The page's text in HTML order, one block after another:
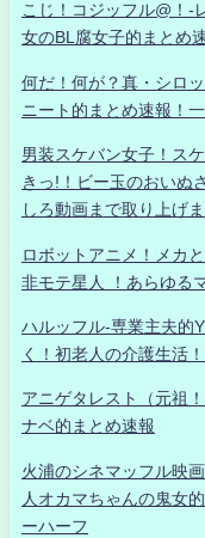
こじ！コジッフル@！-
女のBL腐女子的まとめ
何だ！何が？真・シ
ニート的まとめ速報！
男装スケバン女子！ス
きっ!！ビー玉のおいぬ
しろ動画まで取り上げ
ロボットアニメ！メカ
非モテ星人 ！あらゆる
ハルッフル-専業主夫的
く！初老人の介護生活
アニゲタレスト（元祖
ナベ的まとめ速報
火浦のシネマッフル映
人オカマちゃんの鬼女
ーハーフ